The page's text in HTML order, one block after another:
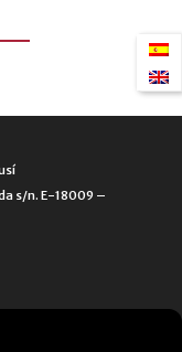
s/n. E-18009 –